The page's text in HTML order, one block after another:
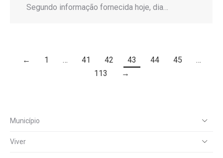
Segundo informação fornecida hoje, dia…
← 1 … 41 42 43 44 45
…
113
→
Município
Viver